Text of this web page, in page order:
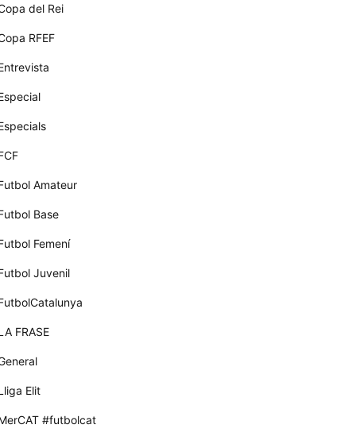
del Rei
RFEF
Amateur
Base
Femení
Juvenil
FRASE
Elit
#futbolcat